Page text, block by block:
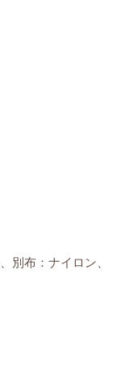
別布：ナイロン、